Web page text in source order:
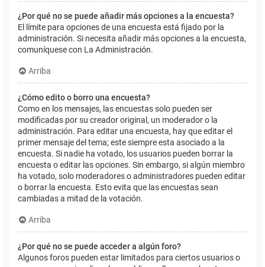
¿Por qué no se puede añadir más opciones a la encuesta?
El límite para opciones de una encuesta está fijado por la
administración. Si necesita añadir más opciones a la encuesta,
comuníquese con La Administración.
Arriba
¿Cómo edito o borro una encuesta?
Como en los mensajes, las encuestas solo pueden ser
modificadas por su creador original, un moderador o la
administración. Para editar una encuesta, hay que editar el
primer mensaje del tema; este siempre esta asociado a la
encuesta. Si nadie ha votado, los usuarios pueden borrar la
encuesta o editar las opciones. Sin embargo, si algún miembro
ha votado, solo moderadores o administradores pueden editar
o borrar la encuesta. Esto evita que las encuestas sean
cambiadas a mitad de la votación.
Arriba
¿Por qué no se puede acceder a algún foro?
Algunos foros pueden estar limitados para ciertos usuarios o